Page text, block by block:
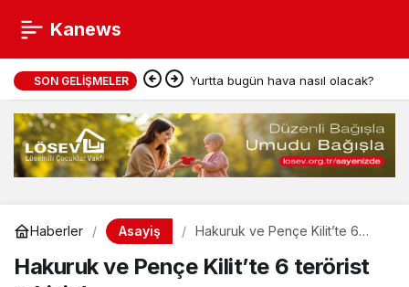
Kanews
SON GELIŞMELER Yurtta bugün hava nasıl olacak?
Haberler Asayiş
Hakuruk ve Pençe Kilit’te 6
Hakuruk ve Pençe Kilit’te 6 terörist